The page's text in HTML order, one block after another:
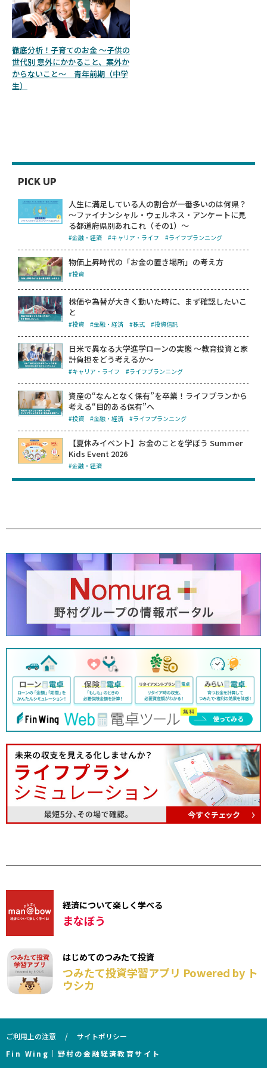
徹底分析！子育てのお金 ～子供の
世代別 意外にかかること、案外か
からないこと～ 青年前期（中学
生）
PICK UP
人生に満足している人の割合が一番多いのは何県？
～ファイナンシャル・ウェルネス・アンケートに見
る都道府県別あれこれ（その1）～
#金融・経済 #キャリア・ライフ #ライフプランニング
物価上昇時代の「お金の置き場所」の考え方
#投資
株価や為替が大きく動いた時に、まず確認したいこ
と
#投資 #金融・経済 #株式 #投資信託
日米で異なる大学進学ローンの実態 ～教育投資と家
計負担をどう考えるか～
#キャリア・ライフ #ライフプランニング
資産の“なんとなく保有”を卒業！ライフプランから
考える“目的ある保有”へ
#投資 #金融・経済 #ライフプランニング
【夏休みイベント】お金のことを学ぼう Summer
Kids Event 2026
#金融・経済
経済について楽しく学べる
まなぼう
はじめてのつみたて投資
つみたて投資学習アプリ Powered by ト
ウシカ
ご利用上の注意
サイトポリシー
Fin Wing｜野村の金融経済教育サイト